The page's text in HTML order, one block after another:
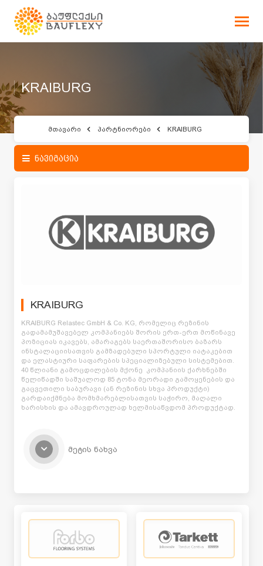
KRAIBURG
ნავიგაცია
მთავარი პარტნიორები KRAIBURG
KRAIBURG
KRAIBURG Relastec GmbH & Co. KG, რომელიც რეზინის
გადამამუშავებელ კომპანიებს შორის ერთ-ერთ მოწინავე
პოზიციას იკავებს, ამარაგებს საერთაშორისო ბაზარს
ინსტალაციისათვის გამზადებული სპორტული იატაკებით
და ელასტიური საფარების სპეციალიზებული სისტემებით.
40 წლიანი გამოცდილების მქონე კომპანიის ქარხნებში
წელიწადში საშუალოდ 85 ტონა მეორადი გამოყენების და
გაცვეთილი საბურავი (ან რეზინის სხვა პროდუქტი)
გარდაიქმნება მომხმარებლისათვის საჭირო, მაღალი
ხარისხის და ამავდროულად ხელმისაწვდომ პროდუქტად.
მეტის ნახვა